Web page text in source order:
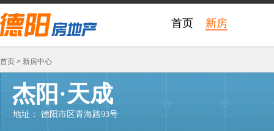
首页 新房
首页 > 新房中心
杰阳·天成
地址： 德阳市区青海路93号